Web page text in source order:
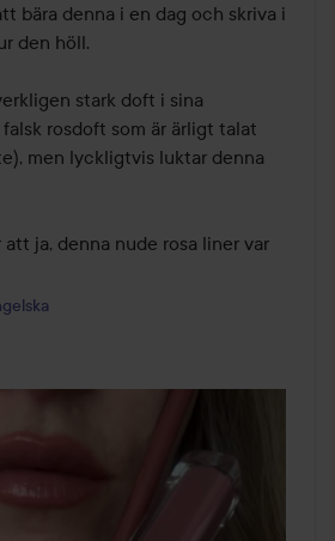
bära denna i en dag och skriva i
den höll.
stark doft i sina
rosdoft som är ärligt talat
men lyckligtvis luktar denna
ja, denna nude rosa liner var